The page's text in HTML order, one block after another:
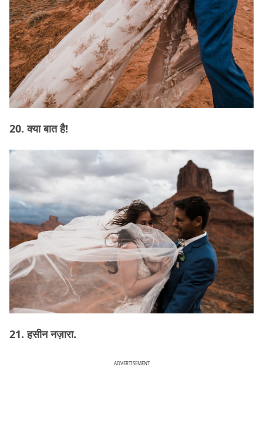
20. क्या बात है!
21. हसीन नज़ारा.
ADVERTISEMENT